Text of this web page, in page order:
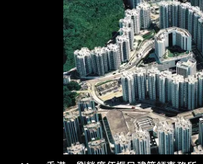
关于M+藏品
探索世界顶级的二十及二十
文化藏品。